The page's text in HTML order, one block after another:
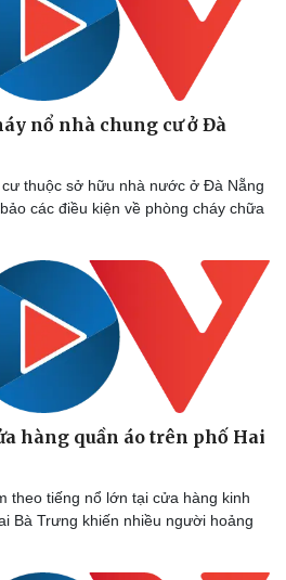
nổ nhà chung cư ở Đà
cư thuộc sở hữu nhà nước ở Đà Nẵng
các điều kiện về phòng cháy chữa
hàng quần áo trên phố Hai
theo tiếng nổ lớn tại cửa hàng kinh
Bà Trưng khiến nhiều người hoảng